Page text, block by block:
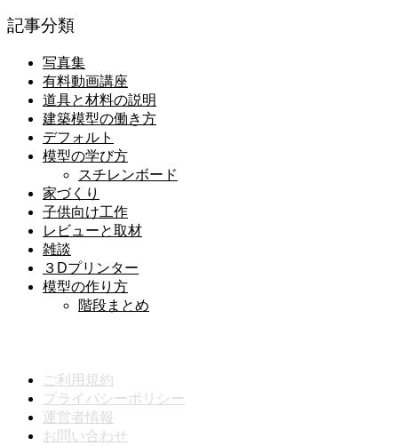
記事分類
写真集
有料動画講座
道具と材料の説明
建築模型の働き方
デフォルト
模型の学び方
スチレンボード
家づくり
子供向け工作
レビューと取材
雑談
３Dプリンター
模型の作り方
階段まとめ
ご利用規約
プライバシーポリシー
運営者情報
お問い合わせ